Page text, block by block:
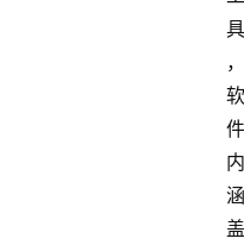
具
，
软
件
内
涵
盖